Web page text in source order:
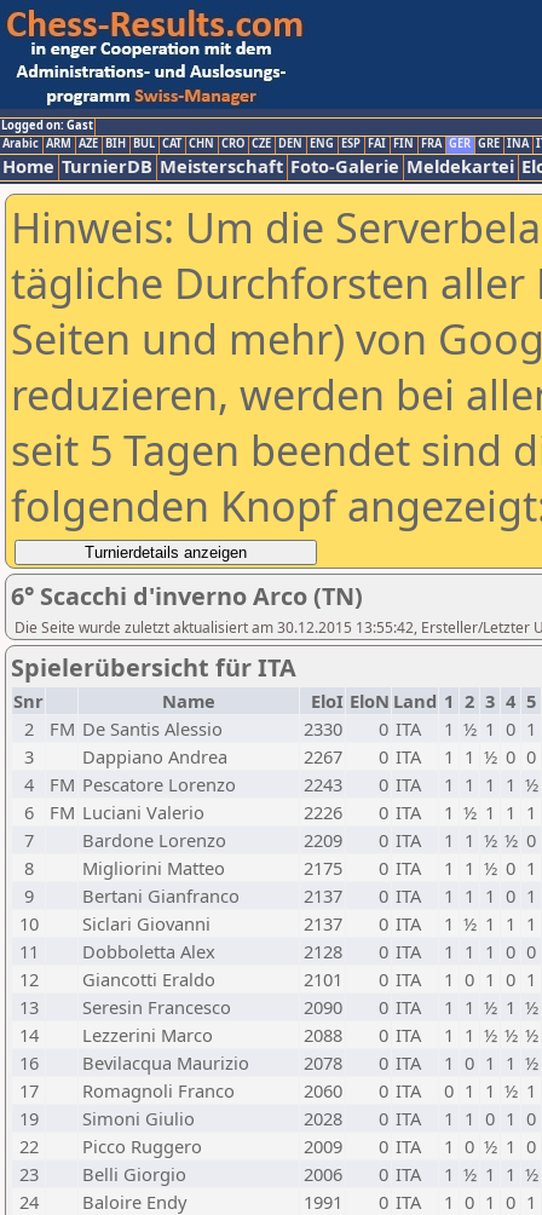
Logged on: Gast
Arabic ARM AZE BIH BUL CAT CHN CRO CZE DEN ENG ESP FAI FIN FRA GER GRE INA
Home TurnierDB Meisterschaft Foto-Galerie Meldekartei
Hinweis: Um die
tägliche Durchforsten aller
Seiten und mehr) von
reduzieren, werden bei
seit 5 Tagen beendet sind
folgenden Knopf
6° Scacchi d'inverno Arco (TN)
Die Seite wurde zuletzt aktualisiert am 30.12.2015 13:55:42, Ersteller/Letzter
Spielerübersicht für ITA
Snr Name EloI EloN Land 1 2 3 4 5
2
FM De Santis Alessio 2330 0 ITA 1 ½ 1 0 1
3
Dappiano Andrea 2267 0 ITA 1 1 ½ 0 0
4
FM Pescatore Lorenzo 2243 0 ITA 1 1 1 1 ½
6
FM Luciani Valerio 2226 0 ITA 1 ½ 1 1 1
7
Bardone Lorenzo 2209 0 ITA 1 1 ½ ½ 0
8
Migliorini Matteo 2175 0 ITA 1 1 ½ 0 1
9
Bertani Gianfranco 2137 0 ITA 1 1 1 0 1
10
Siclari Giovanni 2137 0 ITA 1 ½ 1 1 1
11
Dobboletta Alex 2128 0 ITA 1 1 1 0 0
12
Giancotti Eraldo 2101 0 ITA 1 0 1 0 1
13
Seresin Francesco 2090 0 ITA 1 1 ½ 1 ½
14
Lezzerini Marco 2088 0 ITA 1 1 ½ ½ ½
16
Bevilacqua Maurizio 2078 0 ITA 1 0 1 1 ½
17
Romagnoli Franco 2060 0 ITA 0 1 1 ½ 1
19
Simoni Giulio 2028 0 ITA 1 1 0 1 0
22
Picco Ruggero 2009 0 ITA 1 0 ½ 1 0
23
Belli Giorgio 2006 0 ITA 1 ½ 1 1 ½
24
Baloire Endy 1991 0 ITA 1 0 1 0 1